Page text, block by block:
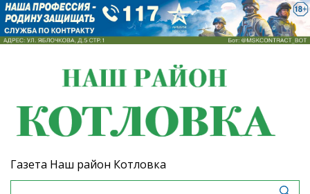
Газета Наш район Котловка